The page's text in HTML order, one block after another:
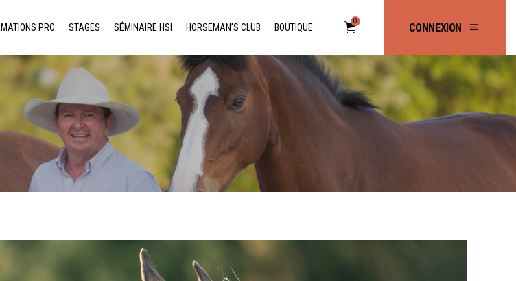
PRO STAGES SÉMINAIRE HSI HORSEMAN’S CLUB BOUTIQUE
0
No products in the cart.
CONNEXION